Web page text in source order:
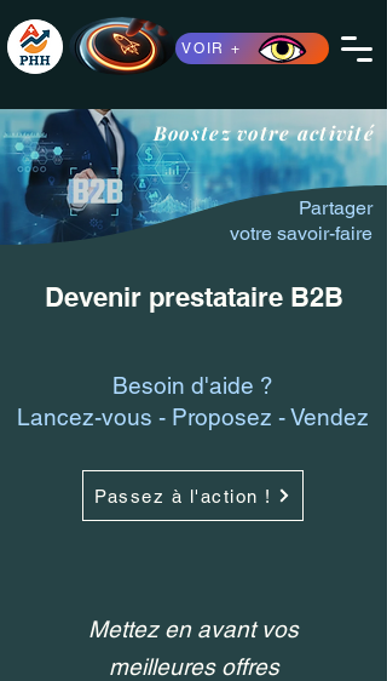
VOIR +
Boostez votre activité
Partager
votre savoir-faire
Devenir prestataire B2B
Besoin d'aide ?
Lancez-vous - Proposez - Vendez
Passez à l'action !
Mettez en avant vos
meilleures offres